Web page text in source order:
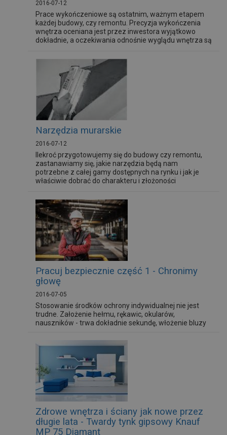
2016-07-12
Prace wykończeniowe są ostatnim, ważnym etapem
każdej budowy, czy remontu. Precyzja wykończenia
wnętrza oceniana jest przez inwestora wyjątkowo
dokładnie, a oczekiwania odnośnie wyglądu wnętrza są
sprzęty pomiarowe, które pomogą sprostać
wymaganiom klientów, a jednocześnie pozwolą
zaoszczędzić czas.
Narzędzia murarskie
2016-07-12
Ilekroć przygotowujemy się do budowy czy remontu,
zastanawiamy się, jakie narzędzia będą nam
potrzebne z całej gamy dostępnych na rynku i jak je
właściwie dobrać do charakteru i złożoności
Pracuj bezpiecznie część 1 - Chronimy
głowę
2016-07-05
Stosowanie środków ochrony indywidualnej nie jest
trudne. Założenie hełmu, rękawic, okularów,
nauszników - trwa dokładnie sekundę, włożenie bluzy
czasu. Jednak nie jest to chwila stracona - dzięki niej
lepiej chronimy nasze zdrowie i życie, a w przypadku
nieszczęśliwego wypadku bez obaw możemy się
ubiegać o odszkodowanie...
Zdrowe wnętrza i ściany jak nowe przez
długie lata - Twardy tynk gipsowy Knauf
MP 75 Diamant